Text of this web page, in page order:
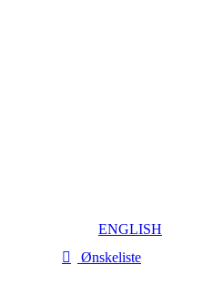
ENGLISH
Ønskeliste